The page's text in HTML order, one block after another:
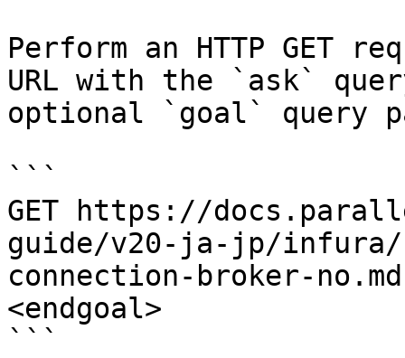
Perform an HTTP GET
URL with the `ask`
optional `goal` query
```
GET https://
guide/v20-ja-jp/infura/
connection-broker-
<endgoal>
```